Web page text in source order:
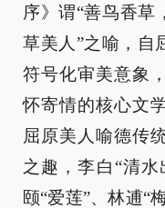
序》谓“善鸟香草
草美人”之喻，自
符号化审美意象
怀寄情的核心文
屈原美人喻德传
之趣，李白“清
颐“爱莲”、林逋“